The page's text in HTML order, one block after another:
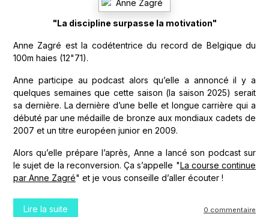
"La discipline surpasse la motivation"
Anne Zagré est la codétentrice du record de Belgique du
100m haies (12"71).
Anne participe au podcast alors qu’elle a annoncé il y a
quelques semaines que cette saison (la saison 2025) serait
sa dernière. La dernière d’une belle et longue carrière qui a
débuté par une médaille de bronze aux mondiaux cadets de
2007 et un titre européen junior en 2009.
Alors qu’elle prépare l’après, Anne a lancé son podcast sur
le sujet de la reconversion. Ça s’appelle "La course continue
par Anne Zagré" et je vous conseille d’aller écouter !
Lire la suite 0 commentaire